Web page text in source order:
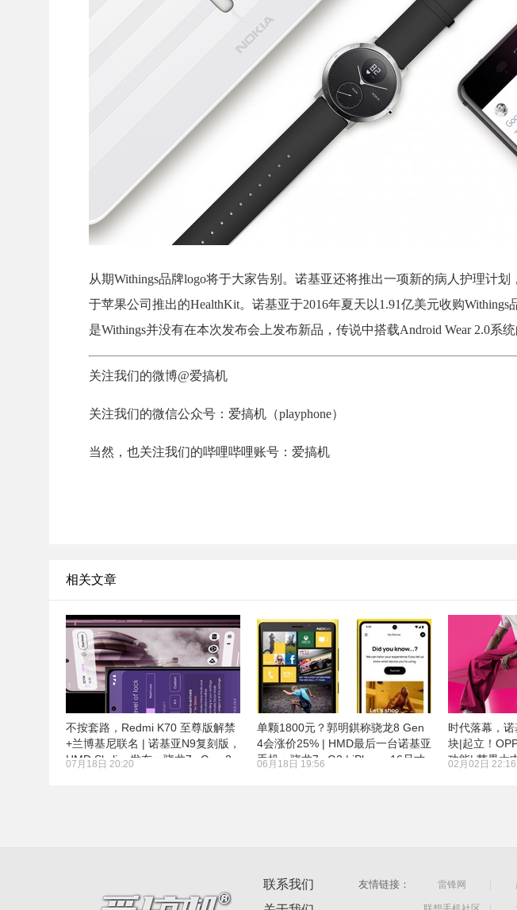
从期Withings品牌logo将于大家告别。诺基亚还将推出一项新的病人护理计
于苹果公司推出的HealthKit。诺基亚于2016年夏天以1.91亿美元收购
是Withings并没有在本次发布会上发布新品，传说中搭载Android Wear 2.0系
关注我们的微博@爱搞机
关注我们的微信公众号：爱搞机（playphone）
当然，也关注我们的哔哩哔哩账号：爱搞机
相关文章
不按套路，Redmi K70 至尊版解禁
+兰博基尼联名 | 诺基亚N9复刻版，
HMD Skyline发布：骁龙7s Gen 2
07月18日 20:20
单颗1800元？郭明錤称骁龙8 Gen
4会涨价25% | HMD最后一台诺基亚
手机：骁龙7s G2 | iPhone 16尺寸
06月18日 19:56
时代落幕，
块|起立！
功能| 苹果大
02月02日 22:16
联系我们
友情链接： 雷锋网